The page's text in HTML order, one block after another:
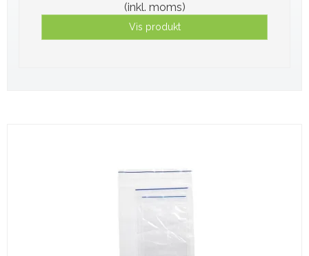
(inkl. moms)
Vis produkt